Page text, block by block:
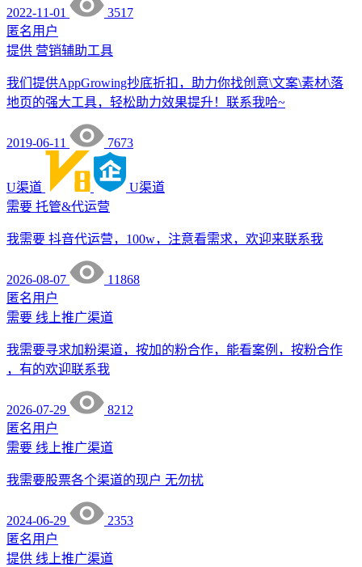
2022-11-01
3517
匿名用户
提供 营销辅助工具
我们提供AppGrowing抄底折扣，助力你找创意\文案\素材\落
地页的强大工具，轻松助力效果提升！联系我哈~
2019-06-11 7673
U渠道
U渠道
需要 托管&代运营
我需要 抖音代运营，100w，注意看需求，欢迎来联系我
2026-08-07
11868
匿名用户
需要 线上推广渠道
我需要寻求加粉渠道，按加的粉合作，能看案例，按粉合作
，有的欢迎联系我
2026-07-29
8212
匿名用户
需要 线上推广渠道
我需要股票各个渠道的现户 无勿扰
2024-06-29
2353
匿名用户
提供 线上推广渠道